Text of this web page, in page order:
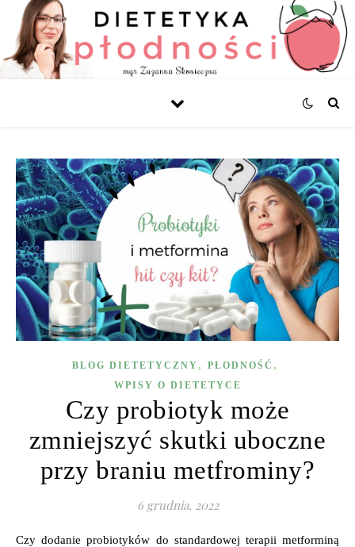
BLOG DIETETYCZNY , PŁODNOŚĆ ,
WPISY O DIETETYCE
Czy probiotyk może
zmniejszyć skutki uboczne
przy braniu metfrominy?
6 grudnia, 2022
Czy dodanie probiotyków do standardowej terapii metforminą